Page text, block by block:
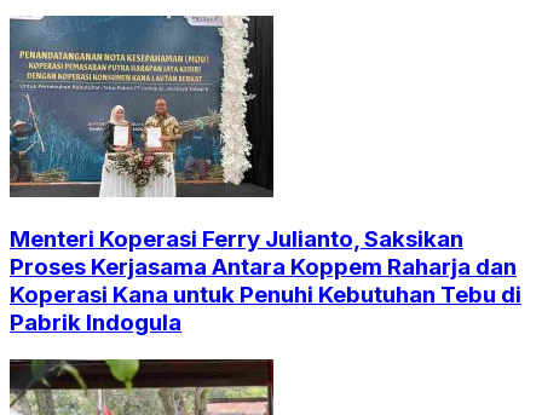
Menteri Koperasi Ferry Julianto, Saksikan
Proses Kerjasama Antara Koppem Raharja dan
Koperasi Kana untuk Penuhi Kebutuhan Tebu di
Pabrik Indogula